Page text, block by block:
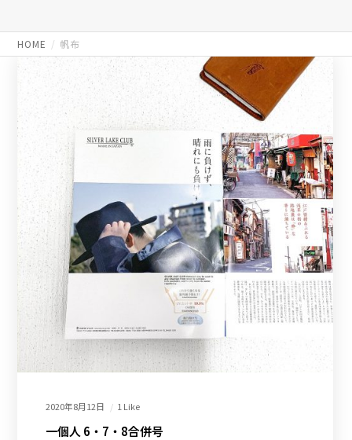
HOME 帆布
2020年8月12日 1 Like
一個人 6・7・8合併号